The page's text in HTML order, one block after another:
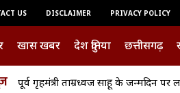
US DISCLAIMER PRIVACY POLICY
खास खबर देश दुनिया छत्तीसगढ़
पूर्व गृहमंत्री ताम्रध्वज साहू के जन्मदिन पर